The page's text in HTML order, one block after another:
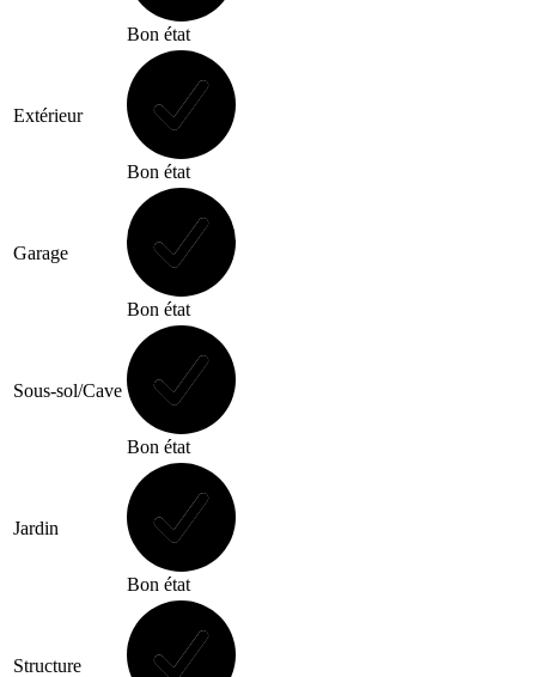
Bon état
Extérieur
Bon état
Garage
Bon état
Sous-sol/Cave
Bon état
Jardin
Bon état
Structure